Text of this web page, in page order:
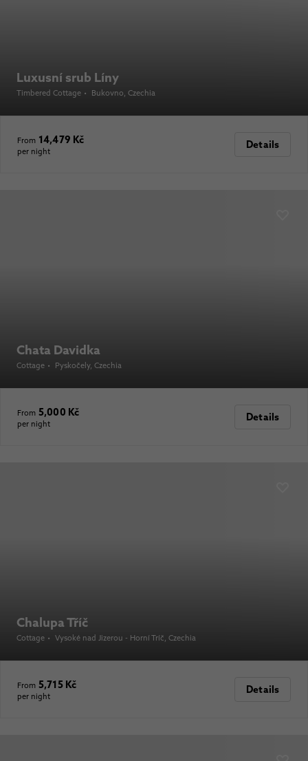
Luxusní srub Líny
Timbered Cottage • Bukovno, Czechia
From 14,479 Kč
per night
Details
Chata Davidka
Cottage • Pyskočely, Czechia
From 5,000 Kč
per night
Details
Chalupa Tříč
Cottage • Vysoké nad Jizerou - Horní Tríč, Czechia
From 5,715 Kč
per night
Details